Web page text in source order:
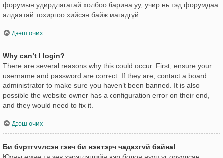
форумын удирдлагатай холбоо барина уу, учир нь тэд форумдаа
алдаатай тохиргоо хийсэн байж магадгүй.
Дээш очих
Why can’t I login?
There are several reasons why this could occur. First, ensure your
username and password are correct. If they are, contact a board
administrator to make sure you haven’t been banned. It is also
possible the website owner has a configuration error on their end,
and they would need to fix it.
Дээш очих
Би бvртгvvлсэн гэвч би нэвтэрч чадахгvй байна!
Юуны өмнө та зөв хэрэглэгчийн нэр болон нууц үг оруулсан